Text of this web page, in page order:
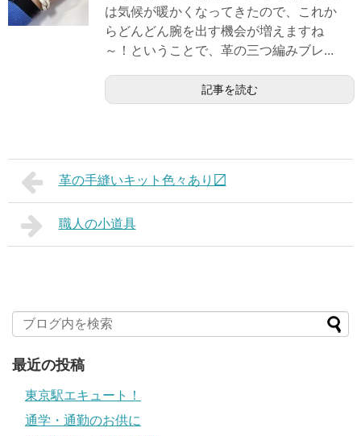
は気候が暖かくなってきたので、これか
らどんどん腕を出す機会が増えますね
～！ということで、革の三つ編みブレ...
記事を読む
革の手縫いキット色々あり〼
職人の小道具
最近の投稿
東京駅エキュート！
通学・通勤のお供に